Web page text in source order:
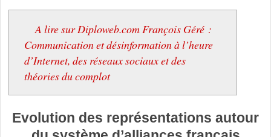
A lire sur Diploweb.com François Géré :
Communication et désinformation à l’heure
d’Internet, des réseaux sociaux et des
théories du complot
Evolution des représentations autour